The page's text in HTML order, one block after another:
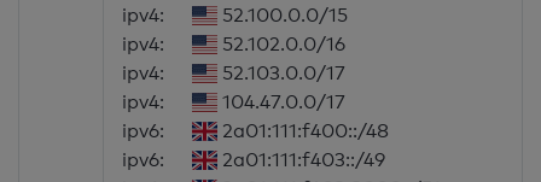
ipv4:
52.100.0.0/15
ipv4:
52.102.0.0/16
ipv4:
52.103.0.0/17
ipv4:
104.47.0.0/17
ipv6:
2a01:111:f400::/48
ipv6:
2a01:111:f403::/49